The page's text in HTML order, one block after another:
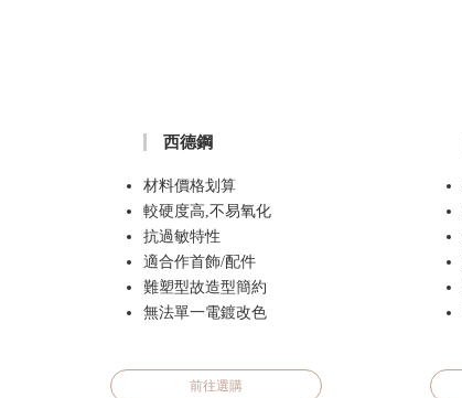
西德鋼
材料價格划算
較硬度高,不易氧化
抗過敏特性
適合作首飾/配件
難塑型故造型簡約
無法單一電鍍改色
前往選購